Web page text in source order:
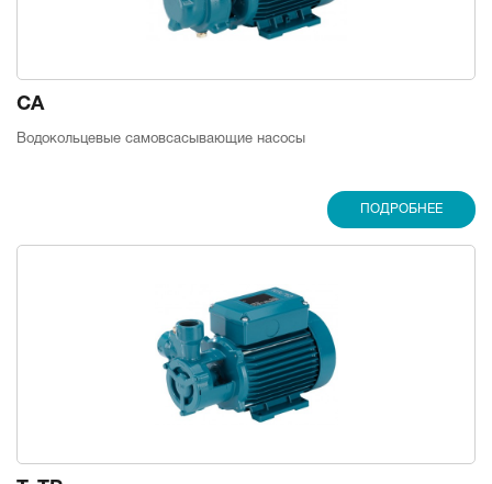
CA
Водокольцевые самовсасывающие насосы
ПОДРОБНЕЕ